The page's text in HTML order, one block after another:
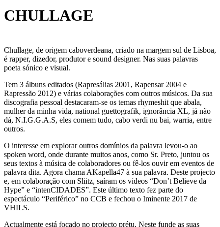
CHULLAGE
Chullage, de origem caboverdeana, criado na margem sul de Lisboa,
é rapper, dizedor, produtor e sound designer. Nas suas palavras
poeta sónico e visual.
Tem 3 álbuns editados (Rapresálias 2001, Rapensar 2004 e
Rapressão 2012) e várias colaborações com outros músicos. Da sua
discografia pessoal destacaram-se os temas rhymeshit que abala,
mulher da minha vida, national guettografik, ignorância XL, já não
dá, N.I.G.G.A.S, eles comem tudo, cabo verdi nu bai, warria, entre
outros.
O interesse em explorar outros domínios da palavra levou-o ao
spoken word, onde durante muitos anos, como Sr. Preto, juntou os
seus textos à música de colaboradores ou fê-los ouvir em eventos de
palavra dita. Agora chama AKapella47 à sua palavra. Deste projecto
e, em colaboração com Sliitz, saíram os vídeos “Don’t Believe da
Hype” e “intenCIDADES”. Este último texto fez parte do
espectáculo “Periférico” no CCB e fechou o Iminente 2017 de
VHILS.
Actualmente está focado no projecto prétu. Neste funde as suas